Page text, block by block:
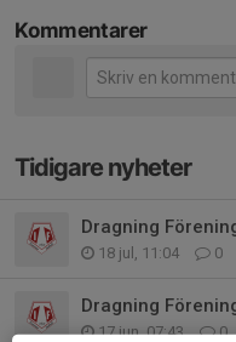
Kommentarer
Tidigare nyheter
Dragning
18 jul, 11:04 0
Dragning
17 jun, 07:43 0